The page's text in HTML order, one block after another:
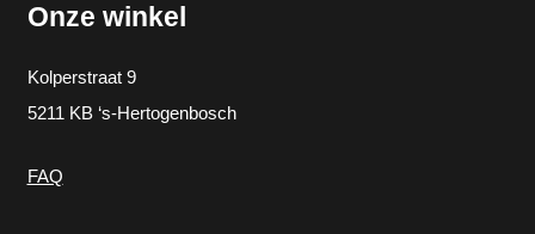
Onze winkel
Kolperstraat 9
5211 KB ‘s-Hertogenbosch
FAQ